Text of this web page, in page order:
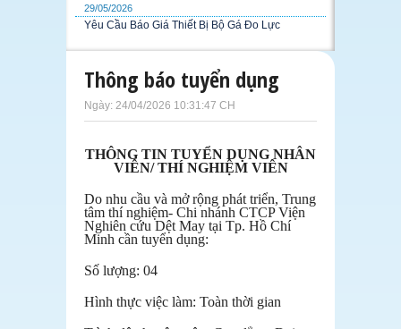
29/05/2026
Yêu Cầu Báo Giá Thiết Bị Bộ Gá Đo Lực
Thông báo tuyển dụng
Ngày: 24/04/2026 10:31:47 CH
THÔNG TIN TUYỂN DỤNG NHÂN
VIÊN/ THÍ NGHIỆM VIÊN
Do nhu cầu và mở rộng phát triển, Trung
tâm thí nghiệm- Chi nhánh CTCP Viện
Nghiên cứu Dệt May tại Tp. Hồ Chí
Minh cần tuyển dụng:
Số lượng: 04
Hình thực việc làm: Toàn thời gian